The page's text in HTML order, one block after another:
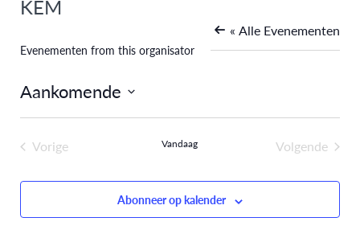
KEM
« Alle Evenementen
Evenementen from this organisator
Aankomende
Selecteer
datum.
Vorige
Vandaag
Volgende
Abonneer op kalender